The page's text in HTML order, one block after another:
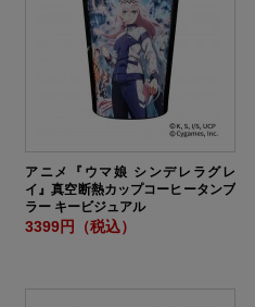
アニメ『ウマ娘 シンデレラグレ
イ』真空断熱カップコーヒータンブ
ラー キービジュアル
3399円（税込）